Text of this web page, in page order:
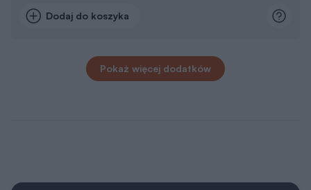
Dodaj do koszyka
Pokaż więcej dodatków